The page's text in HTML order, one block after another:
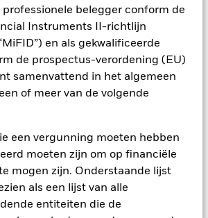
professionele belegger conform de
Instruments II-richtlijn
en als gekwalificeerde
de prospectus-verordening (EU)
samenvattend in het algemeen
of meer van de volgende
een vergunning moeten hebben
moeten zijn om op financiële
mogen zijn. Onderstaande lijst
als een lijst van alle
entiteiten die de
door de volledige levenscyclus van
en producten en diensten opnieuw te
hergebruik en recycling aan te
marktomstandigheden belegt het
van aandeleneffecten van
marktkapitalisatie is de aandelenkoers
met het aantal uitgegeven
en materialen voor batterijen),
die bijdragen aan de bevordering van
via vier categorieën zoals beschreven
Toepassers (2) Ondersteuners (3)
van hun vermogen om de risico's en